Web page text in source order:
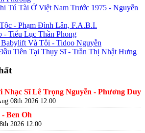
Tú Tài Ở Việt Nam Trước 1975 - Nguyễn
- Phạm Đình Lân, F.A.B.I.
- Tiểu Lục Thần Phong
Và Tôi - Tidoo Nguyễn
Tiên Tại Thụy Sĩ - Trần Thị Nhật Hưng
Sĩ Lê Trọng Nguyễn - Phương Duy
08th 2026 12:00
Ben Oh
2026 12:00